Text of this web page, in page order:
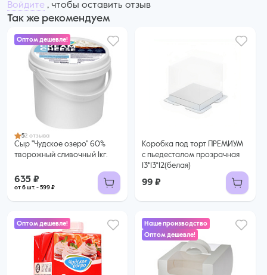
Войдите , чтобы оставить отзыв
Так же рекомендуем
Оптом дешевле!
52 отзыва
Сыр "Чудское озеро" 60%
творожный сливочный 1кг.
635 ₽
от 6 шт. - 599 ₽
635 ₽
599 ₽ за шт. при заказе от 6 шт.
Купить оптом
Коробка под торт ПРЕМИУМ
с пьедесталом прозрачная
13*13*12(белая)
99 ₽
Оптом дешевле!
299 ₽
Наше производство
Оптом дешевле!
42 ₽